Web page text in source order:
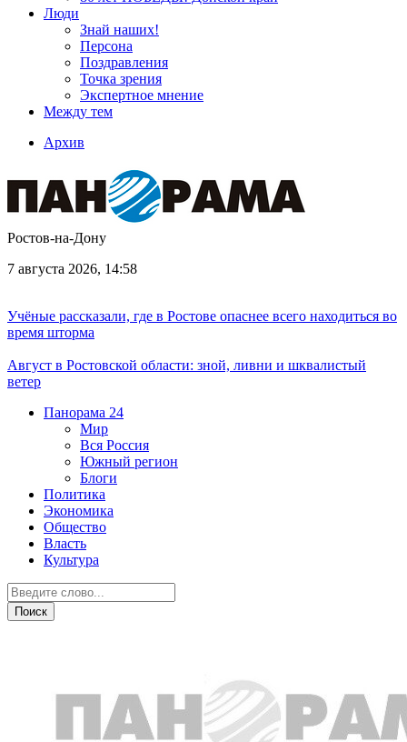
Люди
Знай наших!
Персона
Поздравления
Точка зрения
Экспертное мнение
Между тем
Архив
Ростов-на-Дону
7 августа 2026, 14:58
Учёные рассказали, где в Ростове опаснее всего находиться во
время шторма
Август в Ростовской области: зной, ливни и шквалистый
ветер
Панорама 24
Мир
Вся Россия
Южный регион
Блоги
Политика
Экономика
Общество
Власть
Культура